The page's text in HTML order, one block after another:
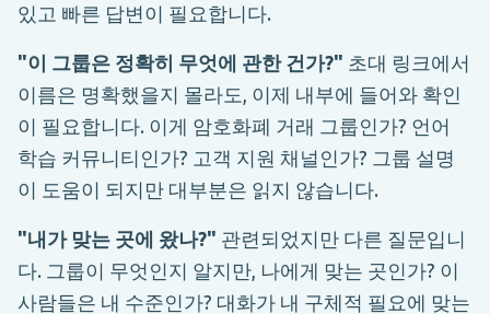
있고 빠른 답변이 필요합니다.
"이 그룹은 정확히 무엇에 관한 건가?" 초대 링크에서
이름은 명확했을지 몰라도, 이제 내부에 들어와 확인
이 필요합니다. 이게 암호화폐 거래 그룹인가? 언어
학습 커뮤니티인가? 고객 지원 채널인가? 그룹 설명
이 도움이 되지만 대부분은 읽지 않습니다.
"내가 맞는 곳에 왔나?" 관련되었지만 다른 질문입니
다. 그룹이 무엇인지 알지만, 나에게 맞는 곳인가? 이
사람들은 내 수준인가? 대화가 내 구체적 필요에 맞는